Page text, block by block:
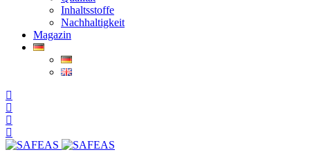
Inhaltsstoffe
Nachhaltigkeit
Magazin